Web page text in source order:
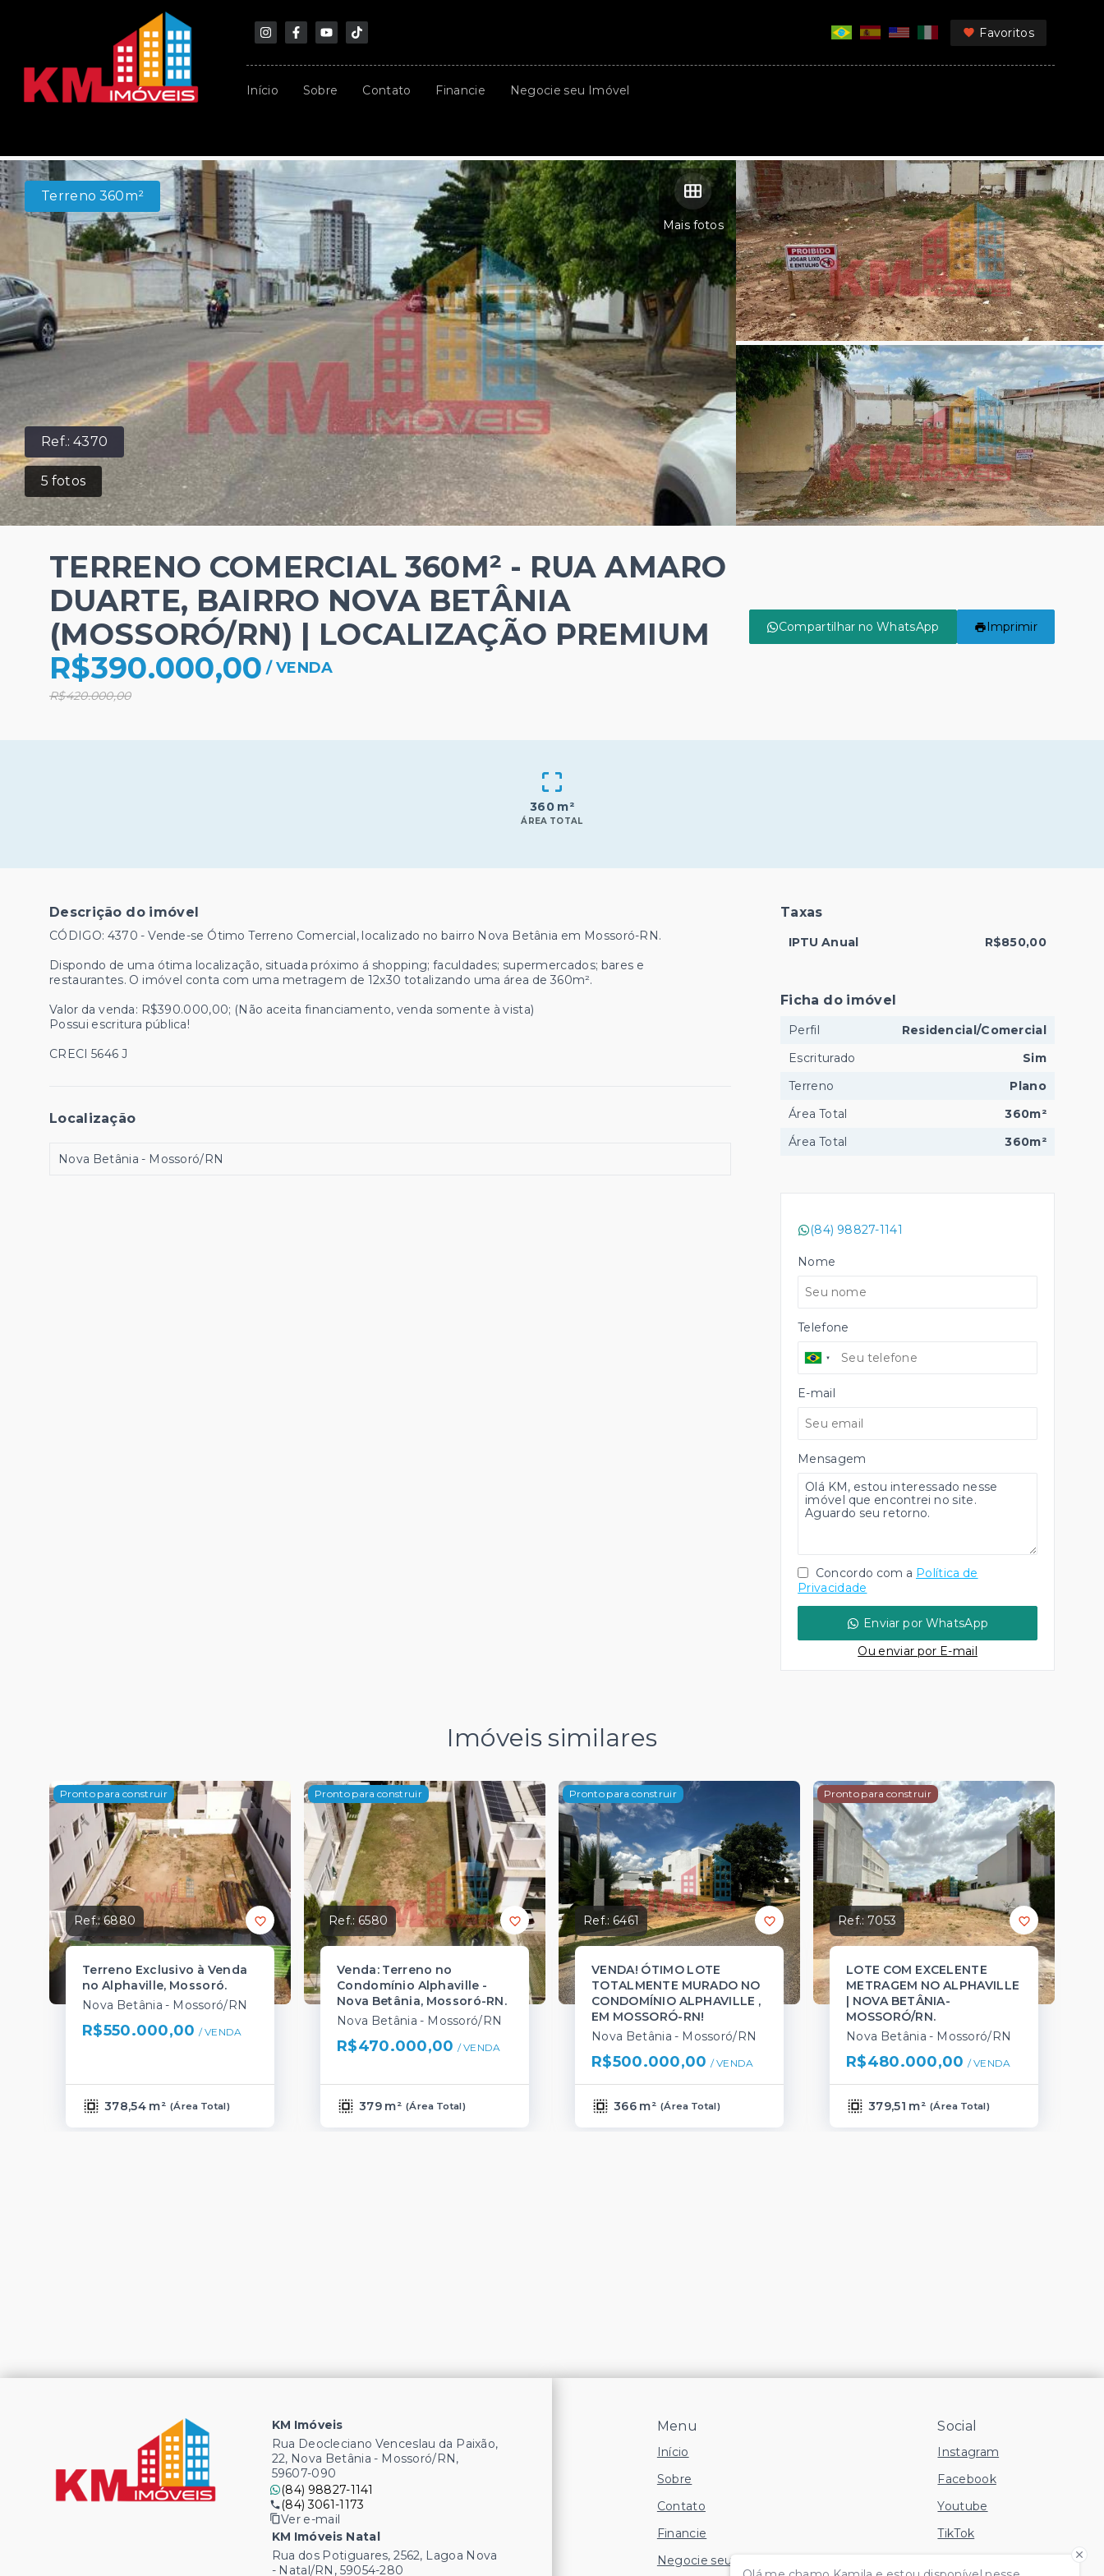
Favoritos
Início Sobre Contato Financie Negocie seu Imóvel
Ref.:4370
5 fotos
Mais fotos
Terreno 360m²
TERRENO COMERCIAL 360M² - RUA AMARO
DUARTE, BAIRRO NOVA BETÂNIA
(MOSSORÓ/RN) | LOCALIZAÇÃO PREMIUM
R$390.000,00 /VENDA
R$420.000,00
Compartilhar no WhatsApp Imprimir
360 m²
ÁREA TOTAL
Descrição do imóvel
CÓDIGO: 4370 - Vende-se Ótimo Terreno Comercial, localizado no bairro Nova Betânia em Mossoró-RN.
Dispondo de uma ótima localização, situada próximo á shopping; faculdades; supermercados; bares e
restaurantes. O imóvel conta com uma metragem de 12x30 totalizando uma área de 360m².
Valor da venda: R$390.000,00; (Não aceita financiamento, venda somente à vista)
Possui escritura pública!
CRECI 5646 J
Localização
Nova Betânia - Mossoró/RN
Taxas
IPTU Anual R$850,00
Ficha do imóvel
Perfil
Residencial/Comercial
Escriturado
Sim
Terreno
Plano
Área Total
360m²
Área Total
360m²
(84) 98827-1141
Nome
Telefone
E-mail
Mensagem
Concordo com a Política de
Privacidade
Enviar por WhatsApp
Ou enviar por E-mail
Imóveis similares
Pronto para construir
Ref.:6880
Terreno Exclusivo à Venda
no Alphaville, Mossoró.
Nova Betânia - Mossoró/RN
R$550.000,00 / VENDA
378,54 m² (Área Total)
Pronto para construir
Ref.: 6580
Venda: Terreno no
Condomínio Alphaville -
Nova Betânia, Mossoró-RN.
Nova Betânia - Mossoró/RN
R$470.000,00 / VENDA
379 m² (Área Total)
Pronto para construir
Ref.: 6461
VENDA! ÓTIMO LOTE
TOTALMENTE MURADO NO
CONDOMÍNIO ALPHAVILLE ,
EM MOSSORÓ-RN!
Nova Betânia - Mossoró/RN
R$500.000,00 / VENDA
366 m² (Área Total)
Pronto para construir
Ref.:7053
LOTE COM EXCELENTE
METRAGEM NO ALPHAVILLE
| NOVA BETÂNIA-
MOSSORÓ/RN.
Nova Betânia - Mossoró/RN
R$480.000,00 / VENDA
379,51 m² (Área Total)
Menu
Início
Sobre
Contato
Financie
Negocie seu Imóvel
Social
Instagram
Facebook
Youtube
TikTok
KM Imóveis
Rua Deocleciano Venceslau da Paixão,
22, Nova Betânia - Mossoró/RN,
59607-090
(84) 98827-1141
(84) 3061-1173
Ver e-mail
KM Imóveis Natal
Rua dos Potiguares, 2562, Lagoa Nova
- Natal/RN, 59054-280